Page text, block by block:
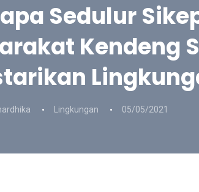
Sedulur
Kendeng
Lingkungan 05/05/2021